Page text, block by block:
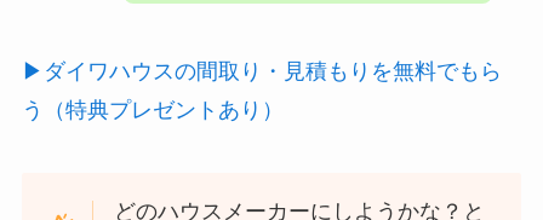
▶ダイワハウスの間取り・見積もりを無料でもら
う（特典プレゼントあり）
どのハウスメーカーにしようかな？と